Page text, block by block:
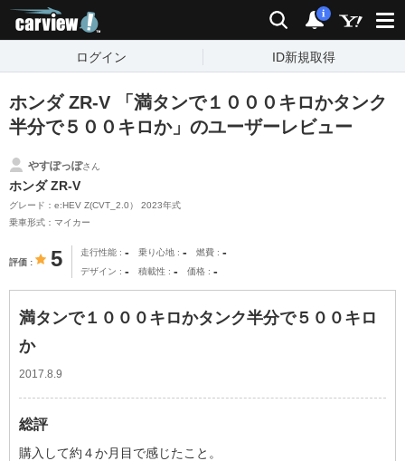
検索 通知
i
ログイン ID新規取得
ホンダ ZR-V 「満タンで１０００キロかタンク
半分で５００キロか」のユーザーレビュー
やすぽっぽさん
ホンダ ZR-V
グレード：e:HEV Z(CVT_2.0） 2023年式
乗車形式：マイカー
評価 5 走行性能 - 乗り心地 - 燃費 -
デザイン - 積載性 - 価格 -
満タンで１０００キロかタンク半分で５００キロ
か
2017.8.9
総評
購入して約４か月目で感じたこと。